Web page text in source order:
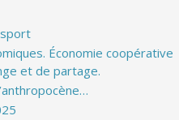
Économie coopérative
et de partage.